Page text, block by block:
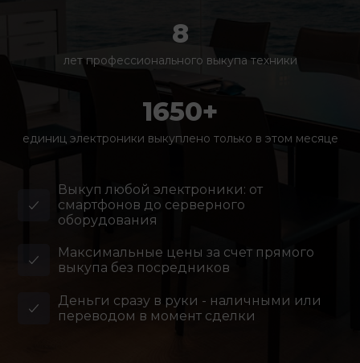
8
лет профессионального выкупа техники
1650+
единиц электроники выкуплено только в этом месяце
Выкуп любой электроники: от
смартфонов до серверного
оборудования
Максимальные цены за счет прямого
выкупа без посредников
Деньги сразу в руки - наличными или
переводом в момент сделки